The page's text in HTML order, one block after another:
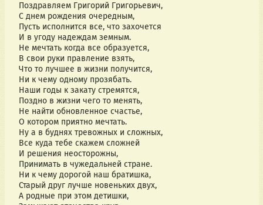
Поздравляем Григорий Григорьевич,
С днем рождения очередным,
Пусть исполнится все, что захочется
И в угоду надеждам земным.
Не мечтать когда все образуется,
В свои руки правление взять,
Что то лучшее в жизни получится,
Ни к чему одному прозябать.
Наши годы к закату стремятся,
Поздно в жизни чего то менять,
Не найти обновленное счастье,
О котором приятно мечтать.
Ну а в буднях тревожных и сложных,
Все куда тебе скажем сложней
И решения неосторожны,
Принимать в чужедальней стране.
Ни к чему дорогой наш братишка,
Старый друг лучше новеньких двух,
А родные при этом детишки,